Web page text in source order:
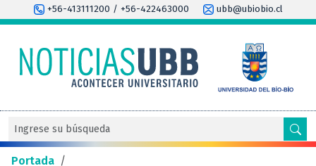
+56-413111200 / +56-422463000 ubb@ubiobio.cl
Portada /